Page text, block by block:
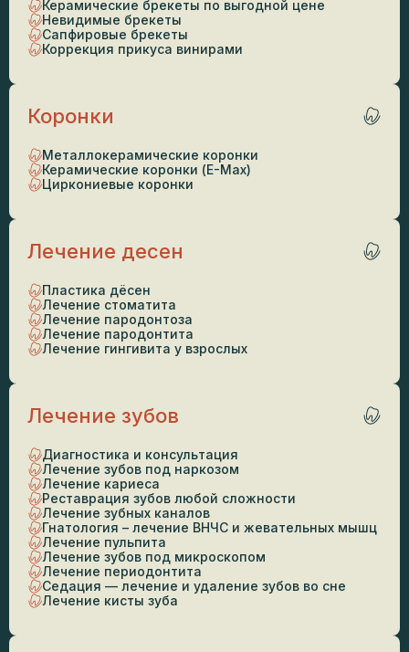
Керамические брекеты по выгодной цене
Невидимые брекеты
Сапфировые брекеты
Коррекция прикуса винирами
Коронки
Металлокерамические коронки
Керамические коронки (E-Max)
Циркониевые коронки
Лечение десен
Пластика дёсен
Лечение стоматита
Лечение пародонтоза
Лечение пародонтита
Лечение гингивита у взрослых
Лечение зубов
Диагностика и консультация
Лечение зубов под наркозом
Лечение кариеса
Реставрация зубов любой сложности
Лечение зубных каналов
Гнатология – лечение ВНЧС и жевательных мышц
Лечение пульпита
Лечение зубов под микроскопом
Лечение периодонтита
Седация — лечение и удаление зубов во сне
Лечение кисты зуба